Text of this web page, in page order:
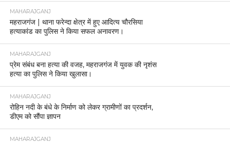
MAHARAJGANJ
महराजगंज | थाना फरेन्दा क्षेत्र में हुए आदित्य चौरसिया
हत्याकांड का पुलिस ने किया सफल अनावरण।
MAHARAJGANJ
प्रेम संबंध बना हत्या की वजह, महराजगंज में युवक की नृशंस
हत्या का पुलिस ने किया खुलासा।
MAHARAJGANJ
रोहिन नदी के बंधे के निर्माण को लेकर ग्रामीणों का प्रदर्शन,
डीएम को सौंपा ज्ञापन
MAHARAJGANJ